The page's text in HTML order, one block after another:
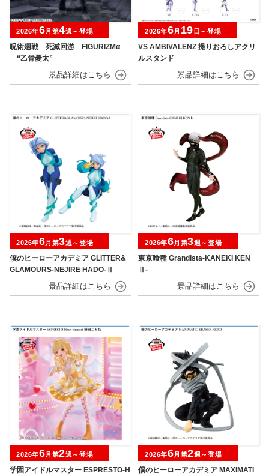
呪術廻戦 死滅回游 FIGURIZMα
“乙骨憂太”
2026年6月第4週～登場
VS AMBIVALENZ 撮りおろしアクリ
ルスタンド
2026年6月 19 日～登場
僕のヒーローアカデミア GLITTER&
GLAMOURS-NEJIRE HADO-Ⅱ
2026年6月第3週～登場
東京喰種 Grandista-KANEKI KEN
Ⅱ-
2026年6月第3週～登場
学園アイドルマスター ESPRESTO-H
2026年6月第2週～登場
僕のヒーローアカデミア MAXIMATI
2026年6月第2週～登場